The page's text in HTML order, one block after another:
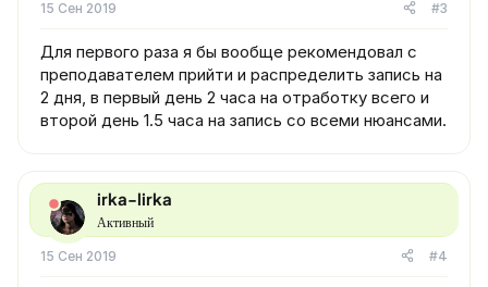
15 Сен 2019 #3
Для первого раза я бы вообще рекомендовал с
преподавателем прийти и распределить запись на
2 дня, в первый день 2 часа на отработку всего и
второй день 1.5 часа на запись со всеми нюансами.
irka-lirka
Активный
15 Сен 2019 #4